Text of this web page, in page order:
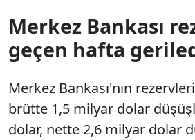
Merkez Bankası
geçen hafta
Merkez Bankası'nın
brütte 1,5 milyar dolar
dolar, nette 2,6 milyar dolar